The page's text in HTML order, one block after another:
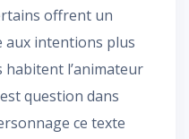
offrent un
intentions plus
habitent l’animateur
question dans
ce texte